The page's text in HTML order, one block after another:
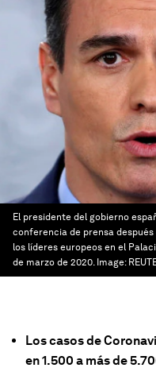
El presidente del gobierno
conferencia de prensa
los líderes europeos en el
de marzo de 2020. Image:
Los casos de
en 1.500 a más de